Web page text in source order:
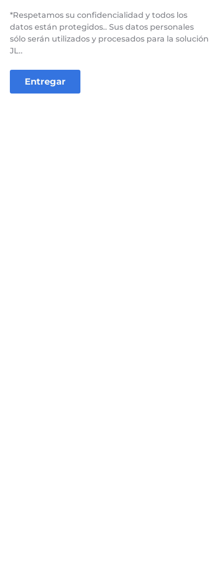
*Respetamos su confidencialidad y todos los
datos están protegidos.. Sus datos personales
sólo serán utilizados y procesados ​​para la solución
JL..
Entregar